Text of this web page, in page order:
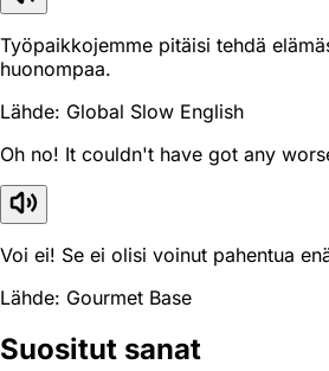
Työpaikkojemme pitäisi tehdä
huonompaa.
Lähde: Global Slow English
Oh no! It couldn't have got any
Voi ei! Se ei olisi voinut pahentua
Lähde: Gourmet Base
Suositut sanat